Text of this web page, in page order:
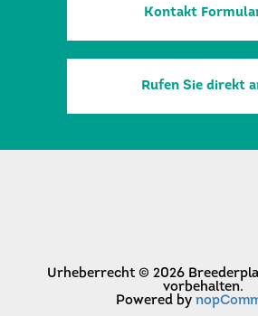
Kontakt
Rufen Sie direkt
Urheberrecht © 2026
vorbehalten.
Powered by